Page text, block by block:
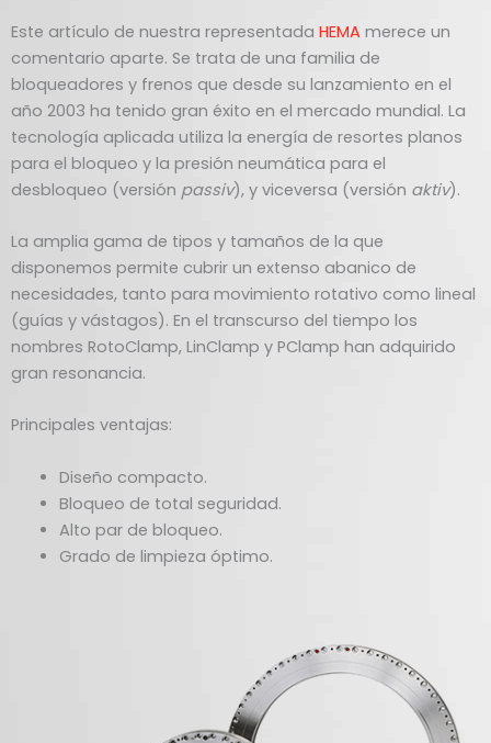
Este artículo de nuestra representada HEMA merece un
comentario aparte. Se trata de una familia de
bloqueadores y frenos que desde su lanzamiento en el
año 2003 ha tenido gran éxito en el mercado mundial. La
tecnología aplicada utiliza la energía de resortes planos
para el bloqueo y la presión neumática para el
desbloqueo (versión passiv), y viceversa (versión aktiv).
La amplia gama de tipos y tamaños de la que
disponemos permite cubrir un extenso abanico de
necesidades, tanto para movimiento rotativo como lineal
(guías y vástagos). En el transcurso del tiempo los
nombres RotoClamp, LinClamp y PClamp han adquirido
gran resonancia.
Principales ventajas:
Diseño compacto.
Bloqueo de total seguridad.
Alto par de bloqueo.
Grado de limpieza óptimo.